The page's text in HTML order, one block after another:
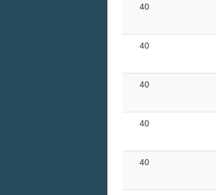
40
40
40
40
40